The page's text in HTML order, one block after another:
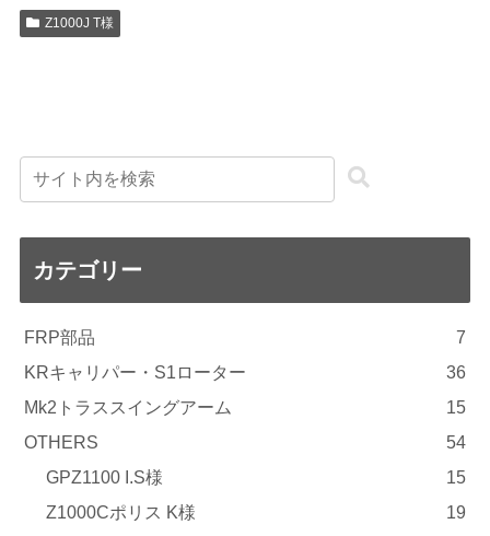
Z1000J T様
カテゴリー
FRP部品
7
KRキャリパー・S1ローター
36
Mk2トラススイングアーム
15
OTHERS
54
GPZ1100 I.S様
15
Z1000Cポリス K様
19